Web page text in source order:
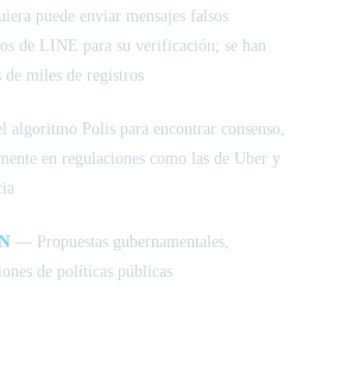
puede enviar mensajes falsos
de LINE para su verificación; se han
de miles de registros
algoritmo Polis para encontrar consenso,
en regulaciones como las de Uber y
— Propuestas gubernamentales,
de políticas públicas